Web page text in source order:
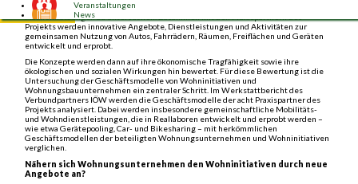
Veranstaltungen
News
gemeinschaftlicher Mobilitäts- und Wohndienstleistungen und gemeinsamer
Flächennutzungen zu untersuchen. Zusammen mit den Praxispartnern des
Projekts werden innovative Angebote, Dienstleistungen und Aktivitäten zur
gemeinsamen Nutzung von Autos, Fahrrädern, Räumen, Freiflächen und Geräten
entwickelt und erprobt.
Die Konzepte werden dann auf ihre ökonomische Tragfähigkeit sowie ihre
ökologischen und sozialen Wirkungen hin bewertet. Für diese Bewertung ist die
Untersuchung der Geschäftsmodelle von Wohninitiativen und
Wohnungsbauunternehmen ein zentraler Schritt. Im Werkstattbericht des
Verbundpartners IÖW werden die Geschäftsmodelle der acht Praxispartner des
Projekts analysiert. Dabei werden insbesondere gemeinschaftliche Mobilitäts-
und Wohndienstleistungen, die in Reallaboren entwickelt und erprobt werden –
wie etwa Gerätepooling, Car- und Bikesharing – mit herkömmlichen
Geschäftsmodellen der beteiligten Wohnungsunternehmen und Wohninitiativen
verglichen.
Nähern sich Wohnungsunternehmen den Wohninitiativen durch neue
Angebote an?